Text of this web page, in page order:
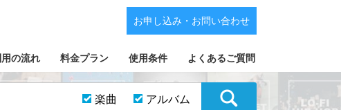
の流れ 料金プラン 使用条件 よくあるご質問
お申し込み・お問い合わせ
楽曲 アルバム